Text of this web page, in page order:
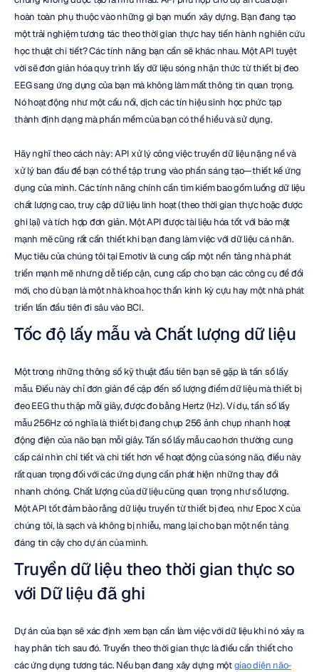
hoàn toàn phụ thuộc vào những gì bạn muốn xây dựng. Bạn đang tạo
một trải nghiệm tương tác theo thời gian thực hay tiến hành nghiên cứu
học thuật chi tiết? Các tính năng bạn cần sẽ khác nhau. Một API tuyệt
vời sẽ đơn giản hóa quy trình lấy dữ liệu sóng nhận thức từ thiết bị đeo
EEG sang ứng dụng của bạn mà không làm mất thông tin quan trọng.
Nó hoạt động như một cầu nối, dịch các tín hiệu sinh học phức tạp
thành định dạng mà phần mềm của bạn có thể hiểu và sử dụng.
Hãy nghĩ theo cách này: API xử lý công việc truyền dữ liệu nặng nề và
xử lý ban đầu để bạn có thể tập trung vào phần sáng tạo—thiết kế ứng
dụng của mình. Các tính năng chính cần tìm kiếm bao gồm luồng dữ liệu
chất lượng cao, truy cập dữ liệu linh hoạt (theo thời gian thực hoặc được
ghi lại) và tích hợp đơn giản. Một API được tài liệu hóa tốt với bảo mật
mạnh mẽ cũng rất cần thiết khi bạn đang làm việc với dữ liệu cá nhân.
Mục tiêu của chúng tôi tại Emotiv là cung cấp một nền tảng nhà phát
triển mạnh mẽ nhưng dễ tiếp cận, cung cấp cho bạn các công cụ để đổi
mới, cho dù bạn là một nhà khoa học thần kinh kỳ cựu hay một nhà phát
triển lần đầu tiên đi sâu vào BCI.
Tốc độ lấy mẫu và Chất lượng dữ liệu
Một trong những thông số kỹ thuật đầu tiên bạn sẽ gặp là tần số lấy
mẫu. Điều này chỉ đơn giản đề cập đến số lượng điểm dữ liệu mà thiết bị
đeo EEG thu thập mỗi giây, được đo bằng Hertz (Hz). Ví dụ, tần số lấy
mẫu 256Hz có nghĩa là thiết bị đang chụp 256 ảnh chụp nhanh hoạt
động điện của não bạn mỗi giây. Tần số lấy mẫu cao hơn thường cung
cấp cái nhìn chi tiết và chi tiết hơn về hoạt động của sóng não, điều này
rất quan trọng đối với các ứng dụng cần phát hiện những thay đổi
nhanh chóng. Chất lượng của dữ liệu cũng quan trọng như số lượng.
Một API tốt đảm bảo rằng dữ liệu truyền từ thiết bị đeo, như Epoc X của
chúng tôi, là sạch và không bị nhiễu, mang lại cho bạn một nền tảng
đáng tin cậy cho dự án của mình.
Truyền dữ liệu theo thời gian thực so
với Dữ liệu đã ghi
Dự án của bạn sẽ xác định xem bạn cần làm việc với dữ liệu khi nó xảy ra
hay phân tích sau đó. Truyền theo thời gian thực là điều cần thiết cho
các ứng dụng tương tác. Nếu bạn đang xây dựng một giao diện não-